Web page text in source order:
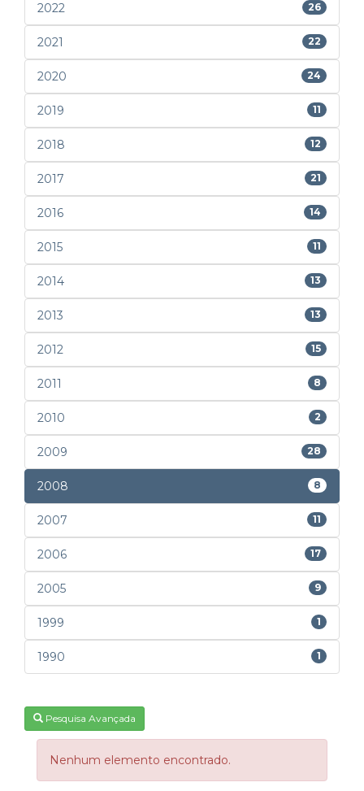
2022 26
2021 22
2020 24
2019 11
2018 12
2017 21
2016 14
2015 11
2014 13
2013 13
2012 15
2011 8
2010 2
2009 28
2008 8
2007 11
2006 17
2005 9
1999 1
1990 1
Pesquisa Avançada
Nenhum elemento encontrado.